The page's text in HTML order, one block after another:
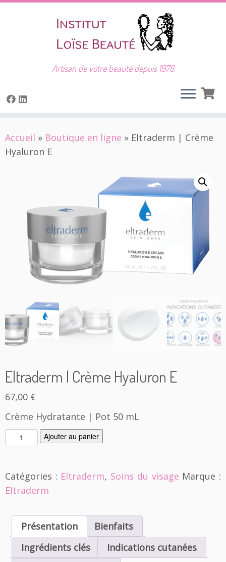
to
content
Artisan de votre beauté depuis 1978
Accueil » Boutique en ligne » Eltraderm | Crème
Hyaluron E
Eltraderm | Crème Hyaluron E
67,00 €
Crème Hydratante | Pot 50 mL
u
t
Ajouter au panier
Catégories : Eltraderm, Soins du visage Marque :
Eltraderm
Présentation
Bienfaits
Ingrédients clés
Indications cutanées